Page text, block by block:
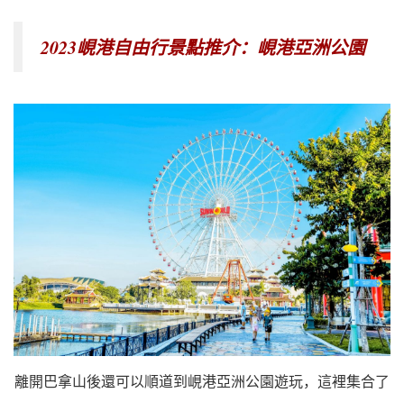
2023峴港自由行景點推介：峴港亞洲公園
離開巴拿山後還可以順道到峴港亞洲公園遊玩，這裡集合了